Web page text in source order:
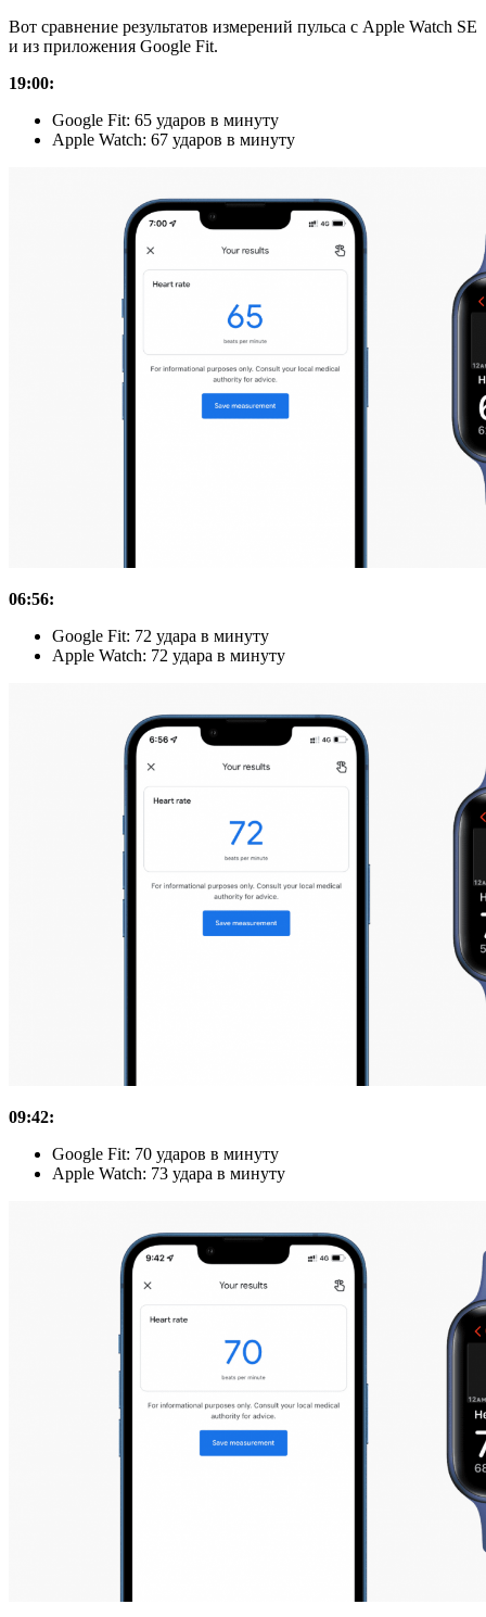
Вот сравнение результатов измерений пульса с Apple Watch SE
и из приложения Google Fit.
19:00:
Google Fit: 65 ударов в минуту
Apple Watch: 67 ударов в минуту
06:56:
Google Fit: 72 удара в минуту
Apple Watch: 72 удара в минуту
09:42:
Google Fit: 70 ударов в минуту
Apple Watch: 73 удара в минуту